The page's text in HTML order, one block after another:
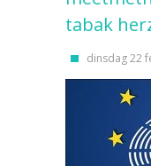
tabak
dinsdag 22